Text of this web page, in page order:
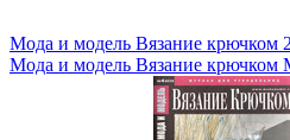
Мода и модель Вязание крючком
Мода и модель Вязание крючком